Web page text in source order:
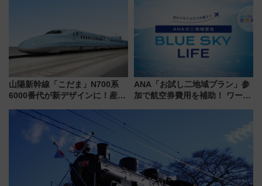
情報まとめ
山陽新幹線「こだま」N700系
6000番代が新デザインに！産学
用は今冬から
ANA「お試し二地域プラン」参
加で航空券費用を補助！ ワーケ